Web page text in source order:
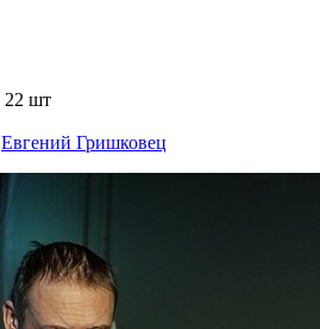
22 шт
Евгений Гришковец